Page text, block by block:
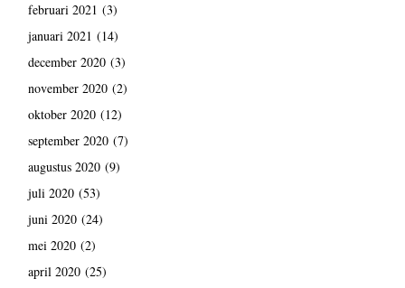
februari 2021 (3)
januari 2021 (14)
december 2020(3)
november 2020(2)
oktober 2020(12)
september 2020(7)
augustus 2020(9)
juli 2020(53)
juni 2020(24)
mei 2020(2)
april 2020(25)